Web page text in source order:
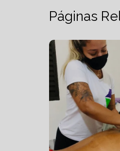
Páginas